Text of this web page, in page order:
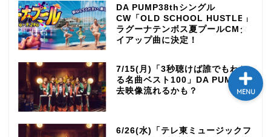
DA PUMP38thシングル
CW「OLD SCHOOL HUSTLE」
ラグーナテンボス夏プールCMタ
イアップ曲に決定！
7/15(月)「3秒聴けば誰でもわか
る名曲ベスト100」DA PUMP過
去映像流れるかも？
6/26(水)「テレ東ミュージックフ
MENU
ライブ・イベント